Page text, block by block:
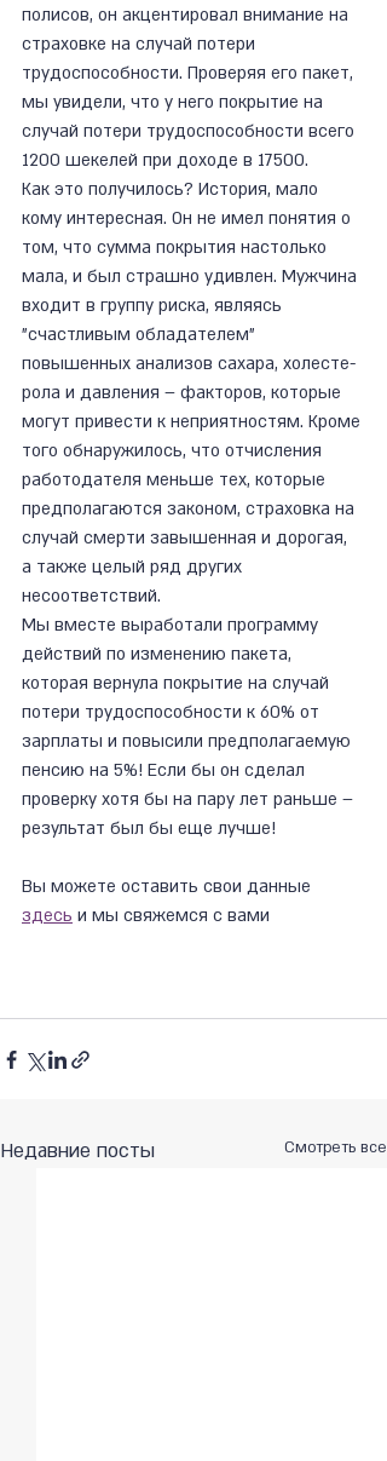
полисов, он акцентировал внимание на
страховке на случай потери
трудоспособности. Проверяя его пакет,
мы увидели, что у него покрытие на
случай потери трудоспособности всего
1200 шекелей при доходе в 17500.
Как это получилось? История, мало
кому интересная. Он не имел понятия о
том, что сумма покрытия настолько
мала, и был страшно удивлен. Мужчина
входит в группу риска, являясь
"счастливым обладателем"
повышенных анализов сахара, холесте-
рола и давления – факторов, которые
могут привести к неприятностям. Кроме
того обнаружилось, что отчисления
работодателя меньше тех, которые
предполагаются законом, страховка на
случай смерти завышенная и дорогая,
а также целый ряд других
несоответствий.
Мы вместе выработали программу
действий по изменению пакета,
которая вернула покрытие на случай
потери трудоспособности к 60% от
зарплаты и повысили предполагаемую
пенсию на 5%! Если бы он сделал
проверку хотя бы на пару лет раньше –
результат был бы еще лучше!
Вы можете оставить свои данные
здесь и мы свяжемся с вами
Недавние посты Смотреть все